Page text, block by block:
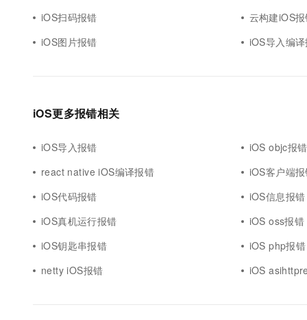
iOS扫码报错
云构建iOS
iOS图片报错
iOS导入编
iOS更多报错相关
iOS导入报错
iOS objc报错
react native iOS编译报错
iOS客户端
iOS代码报错
iOS信息报错
iOS真机运行报错
iOS oss报错
iOS钥匙串报错
iOS php报错
netty iOS报错
iOS